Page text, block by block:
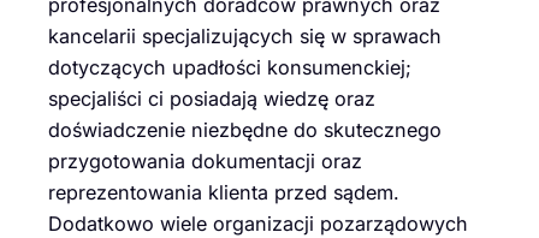
profesjonalnych doradców prawnych oraz
kancelarii specjalizujących się w sprawach
dotyczących upadłości konsumenckiej;
specjaliści ci posiadają wiedzę oraz
doświadczenie niezbędne do skutecznego
przygotowania dokumentacji oraz
reprezentowania klienta przed sądem.
Dodatkowo wiele organizacji pozarządowych